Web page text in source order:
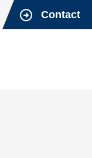
Contact